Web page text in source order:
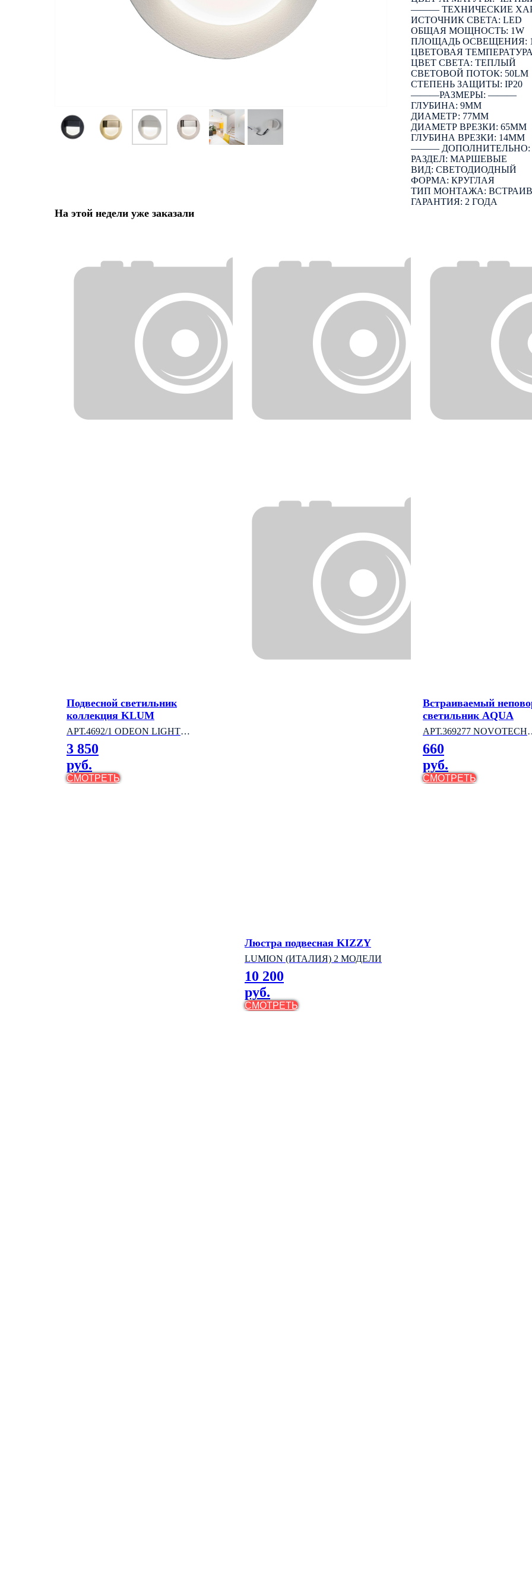
――― ТЕХНИЧЕСКИЕ
ИСТОЧНИК СВЕТА: LED
ОБЩАЯ МОЩНОСТЬ: 1W
ПЛОЩАДЬ ОСВЕЩЕНИЯ:
ЦВЕТОВАЯ ТЕМПЕРАТУРА:
ЦВЕТ СВЕТА: ТЕПЛЫЙ
СВЕТОВОЙ ПОТОК: 50LM
СТЕПЕНЬ ЗАЩИТЫ: IP20
―――РАЗМЕРЫ: ―――
ГЛУБИНА: 9ММ
ДИАМЕТР: 77ММ
ДИАМЕТР ВРЕЗКИ: 65ММ
ГЛУБИНА ВРЕЗКИ: 14ММ
―――
РАЗДЕЛ: МАРШЕВЫЕ
ВИД: СВЕТОДИОДНЫЙ
ФОРМА: КРУГЛАЯ
ТИП МОНТАЖА:
ГАРАНТИЯ: 2 ГОДА
На этой недели уже заказали
Подвесной светильник
коллекция KLUM
АРТ.4692/1 ODEON LIGHT
(ИТАЛИЯ)
3 850
руб.
СМОТРЕТЬ
Люстра подвесная KIZZY
LUMION (ИТАЛИЯ) 2 МОДЕЛИ
10 200
руб.
СМОТРЕТЬ
Встраиваемый
светильник AQUA
АРТ.369277 NOVOTECH
(ВЕНГРИЯ)
660
руб.
СМОТРЕТЬ